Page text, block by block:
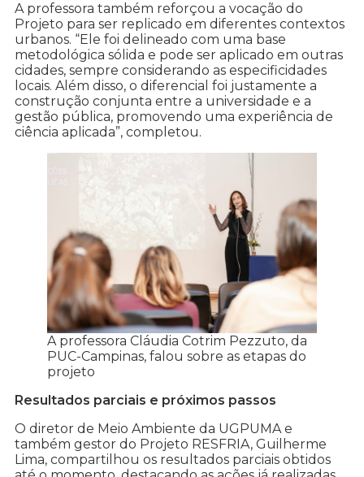
A professora também reforçou a vocação do
Projeto para ser replicado em diferentes contextos
urbanos. “Ele foi delineado com uma base
metodológica sólida e pode ser aplicado em outras
cidades, sempre considerando as especificidades
locais. Além disso, o diferencial foi justamente a
construção conjunta entre a universidade e a
gestão pública, promovendo uma experiência de
ciência aplicada”, completou.
A professora Cláudia Cotrim Pezzuto, da
PUC-Campinas, falou sobre as etapas do
projeto
Resultados parciais e próximos passos
O diretor de Meio Ambiente da UGPUMA e
também gestor do Projeto RESFRIA, Guilherme
Lima, compartilhou os resultados parciais obtidos